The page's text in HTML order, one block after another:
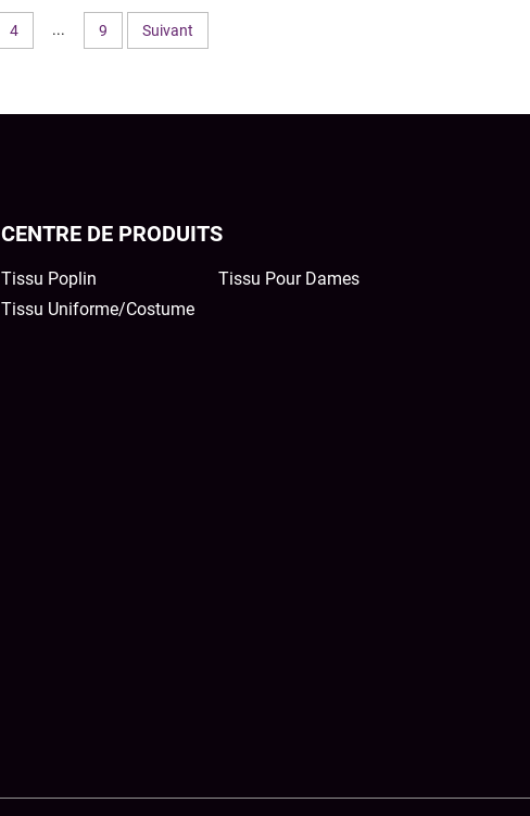
4 ... 9 Suivant
CENTRE DE PRODUITS
Tissu Poplin
Tissu Pour Dames
Tissu Uniforme/Costume